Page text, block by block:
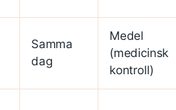
Samma
dag
Medel
(medicinsk
kontroll)